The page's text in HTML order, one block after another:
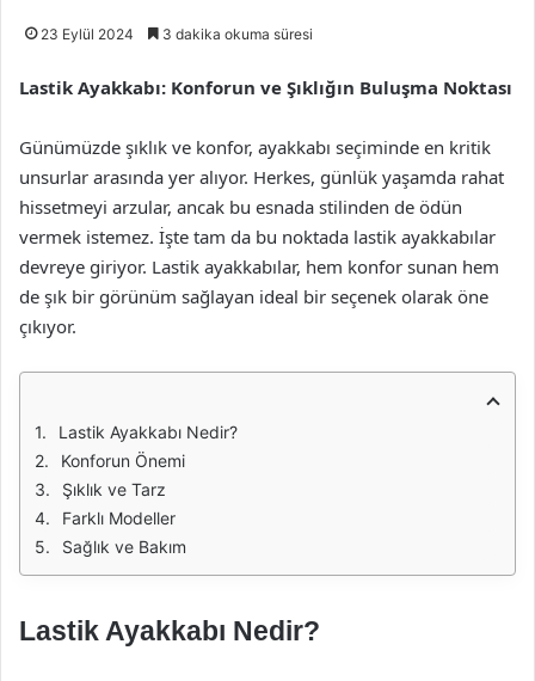
23 Eylül 2024 3 dakika okuma süresi
Lastik Ayakkabı: Konforun ve Şıklığın Buluşma Noktası
Günümüzde şıklık ve konfor, ayakkabı seçiminde en kritik
unsurlar arasında yer alıyor. Herkes, günlük yaşamda rahat
hissetmeyi arzular, ancak bu esnada stilinden de ödün
vermek istemez. İşte tam da bu noktada lastik ayakkabılar
devreye giriyor. Lastik ayakkabılar, hem konfor sunan hem
de şık bir görünüm sağlayan ideal bir seçenek olarak öne
çıkıyor.
Lastik Ayakkabı Nedir?
Konforun Önemi
Şıklık ve Tarz
Farklı Modeller
Sağlık ve Bakım
Lastik Ayakkabı Nedir?